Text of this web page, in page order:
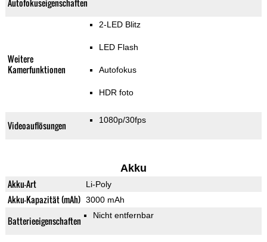
Autofokuseigenschaften
Weitere
Kamerfunktionen
2-LED Blitz
LED Flash
Autofokus
HDR foto
Videoauflösungen 1080p/30fps
Akku
Akku-Art Li-Poly
Akku-Kapazität (mAh) 3000 mAh
Batterieeigenschaften Nicht entfernbar